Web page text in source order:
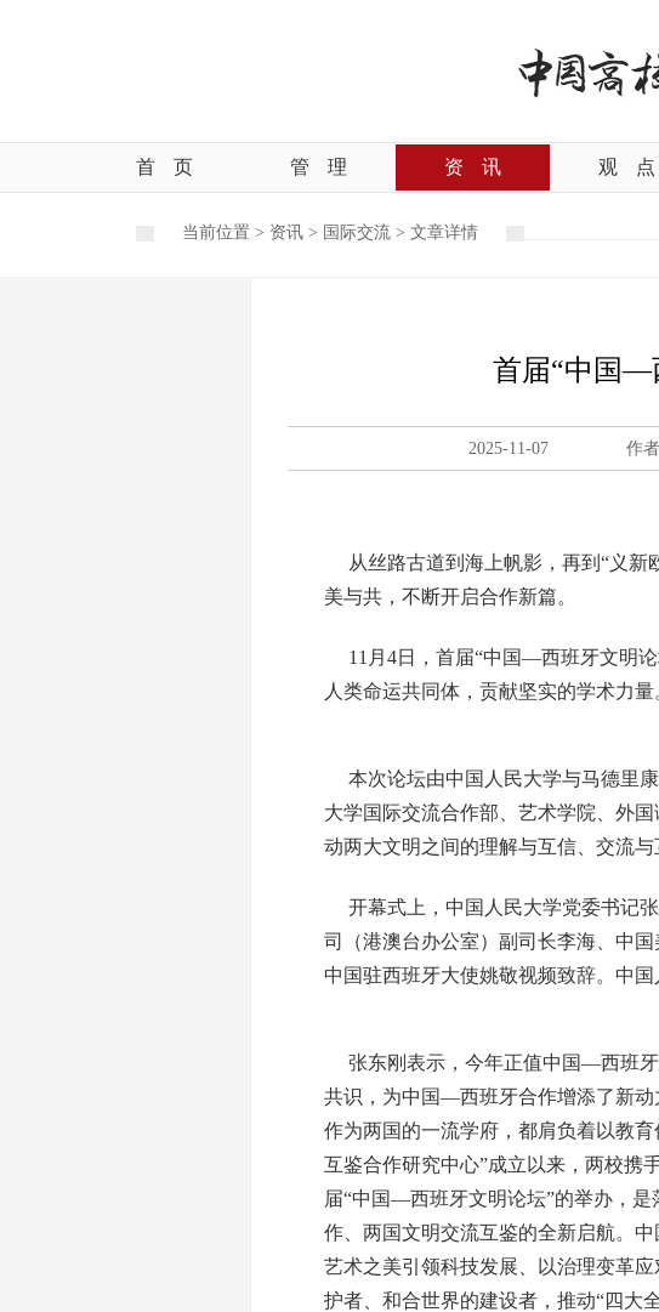
首 页 管 理 资 讯 观 点
当前位置 > 资讯 > 国际交流 > 文章详情
首届“中国—
2025-11-07 作
从丝路古道到海上帆影，再到“义新
美与共，不断开启合作新篇。
11月4日，首届“中国—西班牙文明
人类命运共同体，贡献坚实的学术力量
本次论坛由中国人民大学与马德里
大学国际交流合作部、艺术学院、外
动两大文明之间的理解与互信、交流与
开幕式上，中国人民大学党委书记
司（港澳台办公室）副司长李海、中
中国驻西班牙大使姚敬视频致辞。中
张东刚表示，今年正值中国—西班
共识，为中国—西班牙合作增添了新
作为两国的一流学府，都肩负着以教
互鉴合作研究中心”成立以来，两校携
届“中国—西班牙文明论坛”的举办，
作、两国文明交流互鉴的全新启航。
艺术之美引领科技发展、以治理变革
护者、和合世界的建设者，推动“四大